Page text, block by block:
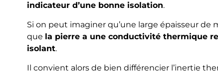
indicateur d’une bonne isolation.
Si on peut imaginer qu’une large épaisseur
que la pierre a une conductivité thermique
isolant.
Il convient alors de bien différencier l’inertie